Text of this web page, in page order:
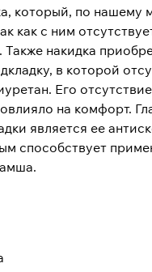
который, по нашему
как с ним
накидка
в которой
Его отсутствие
на комфорт.
является ее
способствует